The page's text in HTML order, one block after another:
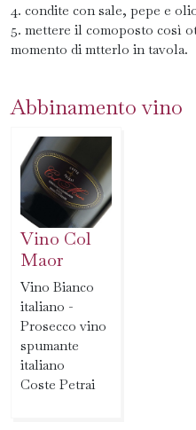
4. condite con sale, pepe e
5. mettere il comoposto così
momento di mtterlo in tavola.
Abbinamento vino
Vino Col
Maor
Vino Bianco
italiano -
Prosecco vino
spumante
italiano
Coste Petrai